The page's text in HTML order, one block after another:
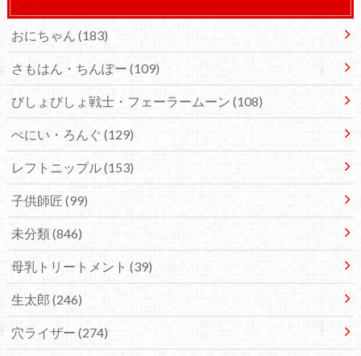
おにちゃん (183)
さもはん・ちんぽー (109)
びしょびしょ戦士・フェーラームーン (108)
ぺにい・ろんぐ (129)
レフトニップル(153)
子供師匠 (99)
未分類(846)
母乳トリートメント (39)
生太郎 (246)
穴ライザー (274)